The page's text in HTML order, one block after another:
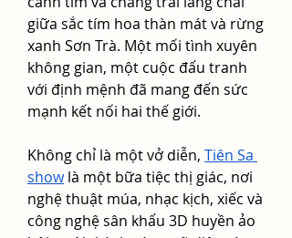
giữa sắc tím hoa thàn mát và rừng
xanh Sơn Trà. Một mối tình xuyên
không gian, một cuộc đấu tranh
với định mệnh đã mang đến sức
mạnh kết nối hai thế giới.
Không chỉ là một vở diễn, Tiên Sa
show là một bữa tiệc thị giác, nơi
nghệ thuật múa, nhạc kịch, xiếc và
công nghệ sân khấu 3D huyền ảo